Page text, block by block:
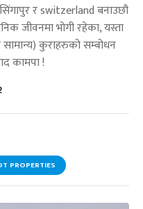
र switzerland बनाउछौ
जीवनमा भोगी रहेका, यस्ता
सामान्य) कुराहरुको सम्बोधन
कामपा !
PROPERTIES